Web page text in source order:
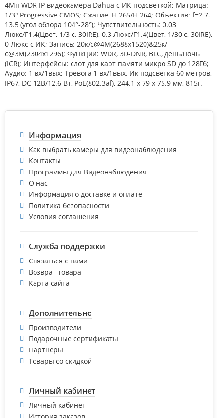
4Mп WDR IP видеокамера Dahua с ИК подсветкой; Матрица:
1/3" Progressive CMOS; Сжатие: H.265/H.264; Объектив: f=2.7-
13.5 (угол обзора 104°-28°); Чувствительность: 0.03
Люкс/F1.4(Цвет, 1/3 с, 30IRE), 0.3 Люкс/F1.4(Цвет, 1/30 с, 30IRE),
0 Люкс с ИК; Запись: 20к/с@4M(2688x1520)&25к/
с@3M(2304x1296); Функции: WDR, 3D-DNR, BLC, день/ночь
(ICR); Интерфейсы: слот для карт памяти микро SD до 128Гб;
Аудио: 1 вх/1вых; Тревога 1 вх/1вых. Ик подсветка 60 метров,
IP67, DC 12В/12.6 Вт, PoE(802.3af), 244.1 x 79 x 75.9 мм, 815г.
Информация
Как выбрать камеры для видеонаблюдения
Контакты
Программы для Видеонаблюдения
О нас
Информация о доставке и оплате
Политика безопасности
Условия соглашения
Служба поддержки
Связаться с нами
Возврат товара
Карта сайта
Дополнительно
Производители
Подарочные сертификаты
Партнёры
Товары со скидкой
Личный кабинет
Личный кабинет